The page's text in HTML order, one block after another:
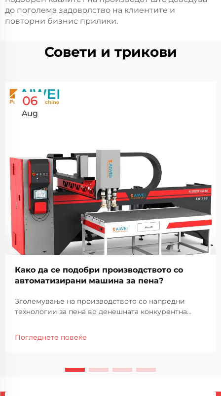
до поголема задоволство на клиентите и
повторни бизнис прилики.
Совети и трикови
06
Aug
Како да се подобри производството со
автоматизирани машина за пена?
Зголемување на производството со напредни
технологии за пена во денешната конкурентна
ефикасноста на производството и одржување на
високи стандарди на квалитет се од најголемо
Погледнете повеќе